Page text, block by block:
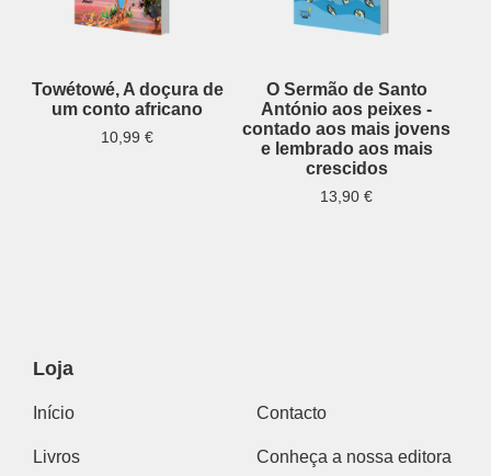
Towétowé, A doçura de
um conto africano
10,99 €
O Sermão de Santo
António aos peixes -
contado aos mais jovens
e lembrado aos mais
crescidos
13,90 €
Loja
Início
Livros
Contacto
Conheça a nossa editora